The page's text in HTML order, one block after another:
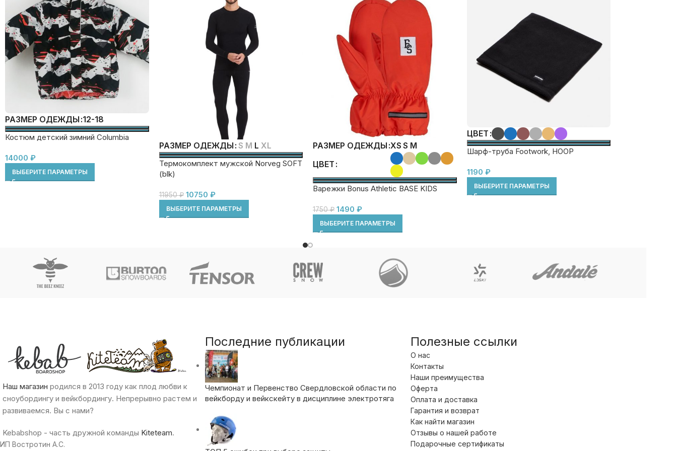
РАЗМЕР ОДЕЖДЫ 12-18
Костюм детский зимний Columbia
14000 ₽
ВЫБЕРИТЕ ПАРАМЕТРЫ
РАЗМЕР ОДЕЖДЫ S M L XL
Термокомплект мужской Norveg SOFT
(blk)
11950₽ 10750 ₽
ВЫБЕРИТЕ ПАРАМЕТРЫ
РАЗМЕР ОДЕЖДЫ XS S M
ЦВЕТ
Варежки Bonus Athletic BASE KIDS
1750₽ 1490 ₽
ВЫБЕРИТЕ ПАРАМЕТРЫ
ЦВЕТ
Шарф-труба Footwork, HOOP
1190 ₽
ВЫБЕРИТЕ ПАРАМЕТРЫ
Наш магазин родился в 2013 году как плод любви к
сноубордингу и вейкбордингу. Непрерывно растем и
развиваемся. Вы с нами?
Kebabshop - часть дружной команды Kiteteam.
ИП Востротин А.С.
Последние публикации
Чемпионат и Первенство Свердловской области по
вейкборду и вейкскейту в дисциплине электротяга
Полезные ссылки
О нас
Контакты
Наши преимущества
Оферта
Оплата и доставка
Гарантия и возврат
Как найти магазин
Отзывы о нашей работе
Подарочные сертификаты